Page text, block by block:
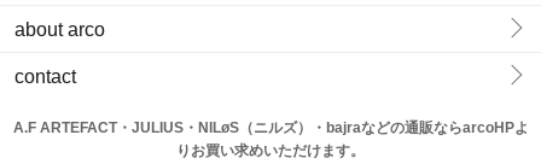
about arco
contact
A.F ARTEFACT・JULIUS・NILøS（ニルズ）・bajraなどの通販ならarcoHPよ
りお買い求めいただけます。